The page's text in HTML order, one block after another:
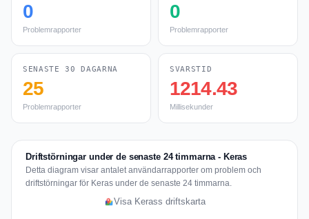
0
Problemrapporter
0
Problemrapporter
SENASTE 30 DAGARNA
25
Problemrapporter
SVARSTID
1214.43
Millisekunder
Driftstörningar under de senaste 24 timmarna - Keras
Detta diagram visar antalet användarrapporter om problem och
driftstörningar för Keras under de senaste 24 timmarna.
Visa Kerass driftskarta